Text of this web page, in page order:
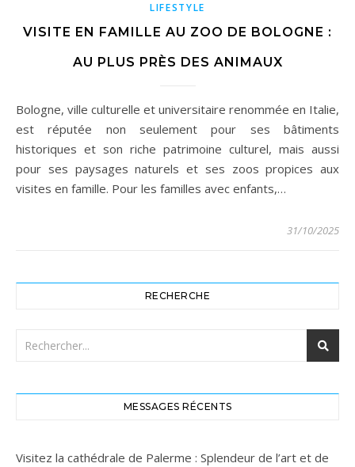
LIFESTYLE
VISITE EN FAMILLE AU ZOO DE BOLOGNE :
AU PLUS PRÈS DES ANIMAUX
Bologne, ville culturelle et universitaire renommée en Italie,
est réputée non seulement pour ses bâtiments
historiques et son riche patrimoine culturel, mais aussi
pour ses paysages naturels et ses zoos propices aux
visites en famille. Pour les familles avec enfants,…
31/10/2025
RECHERCHE
MESSAGES RÉCENTS
Visitez la cathédrale de Palerme : Splendeur de l’art et de